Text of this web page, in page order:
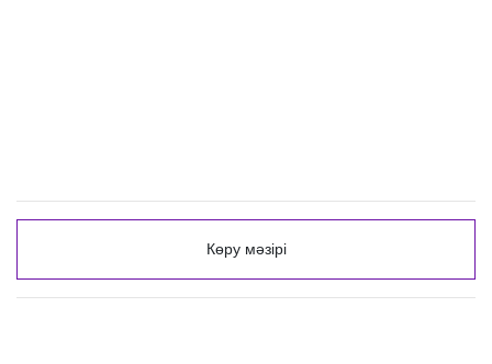
Көру мәзірі